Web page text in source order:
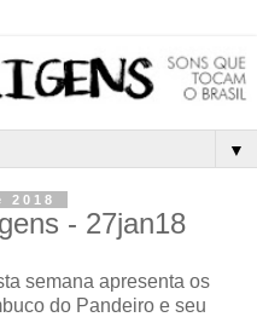
▼
2018
- 27jan18
semana apresenta os
do Pandeiro e seu